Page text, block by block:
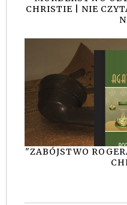
CHRISTIE | NIE
"ZABÓJSTWO